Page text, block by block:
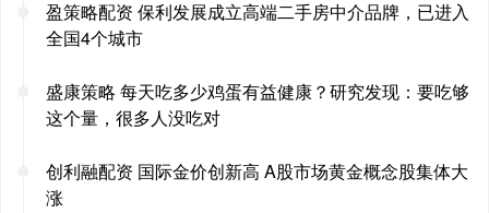
盈策略配资 保利发展成立高端二手房中介品牌，已进入
全国4个城市
盛康策略 每天吃多少鸡蛋有益健康？研究发现：要吃够
这个量，很多人没吃对
创利融配资 国际金价创新高 A股市场黄金概念股集体大
涨